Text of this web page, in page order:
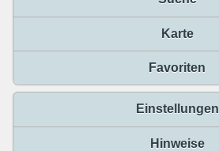
Karte
Favoriten
Einstellungen
Hinweise